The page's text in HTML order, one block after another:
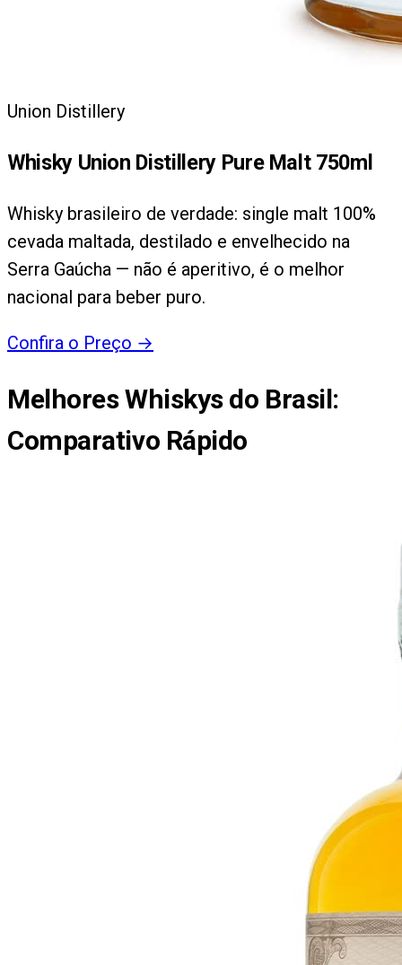
Union Distillery
Whisky Union Distillery Pure Malt 750ml
Whisky brasileiro de verdade: single malt 100%
cevada maltada, destilado e envelhecido na
Serra Gaúcha — não é aperitivo, é o melhor
nacional para beber puro.
Confira o Preço →
Melhores Whiskys do Brasil:
Comparativo Rápido